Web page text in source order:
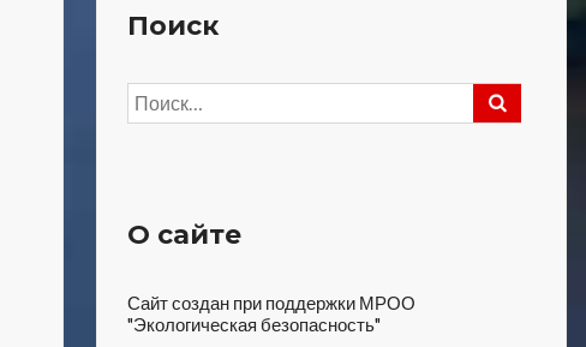
Поиск
Найти:
О сайте
Сайт создан при поддержки МРОО
"Экологическая безопасность"